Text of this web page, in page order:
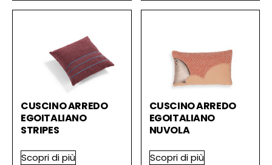
CUSCINO ARREDO
EGOITALIANO
STRIPES
Scopri di più
CUSCINO ARREDO
EGOITALIANO
NUVOLA
Scopri di più